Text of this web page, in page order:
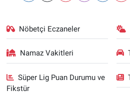
Nöbetçi Eczaneler
Namaz Vakitleri
Süper Lig Puan Durumu ve
Fikstür